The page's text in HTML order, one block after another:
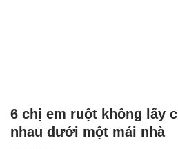
6 chị em ruột không lấy
nhau dưới một mái nhà